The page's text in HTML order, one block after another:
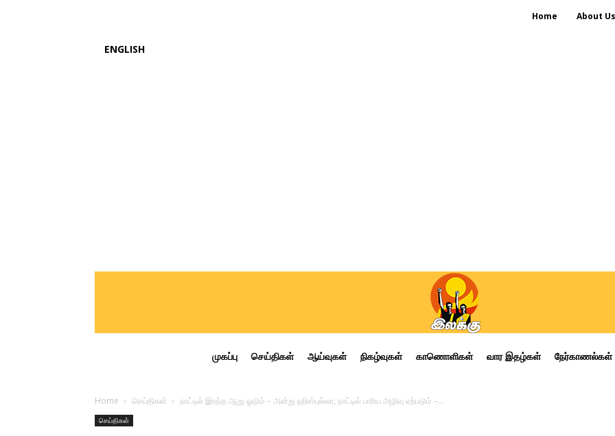
Home About Us
ENGLISH
முகப்பு செய்திகள் ஆய்வுகள் நிகழ்வுகள் காணொளிகள் வார இதழ்கள் நேர்காணல்கள்
Home செய்திகள் நாட்டில் இரத்த ஆறு ஓடும் – அன்று ஹிஸ்புல்லா, நாட்டில் பாரிய அழிவு ஏற்படும் –...
செய்திகள்